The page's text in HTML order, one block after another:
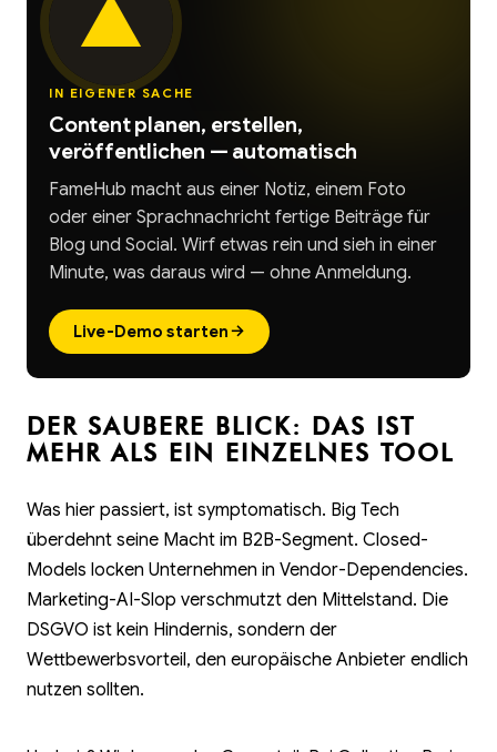
IN EIGENER SACHE
Content planen, erstellen,
veröffentlichen — automatisch
FameHub macht aus einer Notiz, einem Foto
oder einer Sprachnachricht fertige Beiträge für
Blog und Social. Wirf etwas rein und sieh in einer
Minute, was daraus wird — ohne Anmeldung.
Live-Demo starten→
DER SAUBERE BLICK: DAS IST
MEHR ALS EIN EINZELNES TOOL
Was hier passiert, ist symptomatisch. Big Tech
überdehnt seine Macht im B2B-Segment. Closed-
Models locken Unternehmen in Vendor-Dependencies.
Marketing-AI-Slop verschmutzt den Mittelstand. Die
DSGVO ist kein Hindernis, sondern der
Wettbewerbsvorteil, den europäische Anbieter endlich
nutzen sollten.